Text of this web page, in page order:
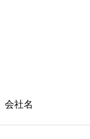
会社名